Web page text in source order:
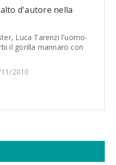
d'autore nella
Luca Tarenzi l'uomo-
il gorilla mannaro con
11/2010